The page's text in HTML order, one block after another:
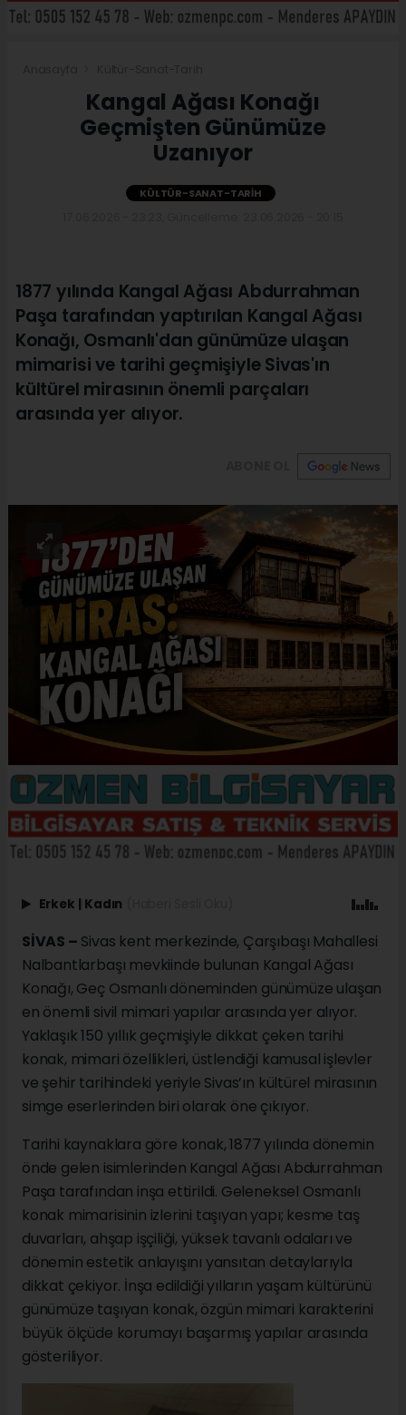
Kangal Ağası Konağı
Geçmişten Günümüze
Uzanıyor
KÜLTÜR-SANAT-TARIH
1877 yılında Kangal Ağası Abdurrahman
Paşa tarafından yaptırılan Kangal Ağası
Konağı, Osmanlı'dan günümüze ulaşan
mimarisi ve tarihi geçmişiyle Sivas'ın
kültürel mirasının önemli parçaları
arasında yer alıyor.
Erkek Kadın
SİVAS – Sivas kent merkezinde, Çarşıbaşı Mahallesi
Nalbantlarbaşı mevkiinde bulunan Kangal Ağası
Konağı, Geç Osmanlı döneminden günümüze ulaşan
en önemli sivil mimari yapılar arasında yer alıyor.
Yaklaşık 150 yıllık geçmişiyle dikkat çeken tarihi
konak, mimari özellikleri, üstlendiği kamusal işlevler
ve şehir tarihindeki yeriyle Sivas’ın kültürel mirasının
simge eserlerinden biri olarak öne çıkıyor.
Tarihi kaynaklara göre konak, 1877 yılında dönemin
önde gelen isimlerinden Kangal Ağası Abdurrahman
Paşa tarafından inşa ettirildi. Geleneksel Osmanlı
konak mimarisinin izlerini taşıyan yapı; kesme taş
duvarları, ahşap işçiliği, yüksek tavanlı odaları ve
dönemin estetik anlayışını yansıtan detaylarıyla
dikkat çekiyor. İnşa edildiği yılların yaşam kültürünü
günümüze taşıyan konak, özgün mimari karakterini
büyük ölçüde korumayı başarmış yapılar arasında
gösteriliyor.